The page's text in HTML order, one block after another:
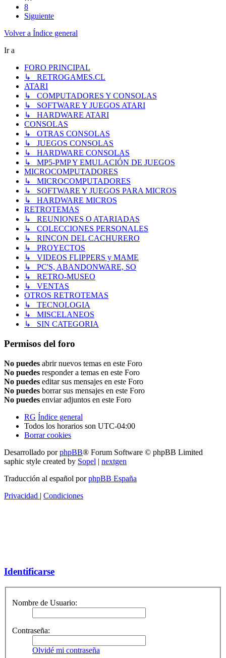
8
Siguiente
Volver a Índice general
Ir a
FORO PRINCIPAL
↳ RETROGAMES.CL
ATARI
↳ COMPUTADORES Y CONSOLAS
↳ SOFTWARE Y JUEGOS ATARI
↳ HARDWARE ATARI
CONSOLAS
↳ OTRAS CONSOLAS
↳ JUEGOS CONSOLAS
↳ HARDWARE CONSOLAS
↳ MP5-PMP Y EMULACIÓN DE JUEGOS
MICROCOMPUTADORES
↳ MICROCOMPUTADORES
↳ SOFTWARE Y JUEGOS PARA MICROS
↳ HARDWARE MICROS
RETROTEMAS
↳ REUNIONES O ATARIADAS
↳ COLECCIONES PERSONALES
↳ RINCON DEL CACHURERO
↳ PROYECTOS
↳ VIDEOS FLIPPERS y MAME
↳ PC'S, ABANDONWARE, SO
↳ RETRO-MUSEO
↳ VENTAS
OTROS RETROTEMAS
↳ TECNOLOGIA
↳ MISCELANEOS
↳ SIN CATEGORIA
Permisos del foro
No puedes abrir nuevos temas en este Foro
No puedes responder a temas en este Foro
No puedes editar sus mensajes en este Foro
No puedes borrar sus mensajes en este Foro
No puedes enviar adjuntos en este Foro
RG Índice general
Todos los horarios son UTC-04:00
Borrar cookies
Desarrollado porphpBB® Forum Software © phpBB Limited
saphic style created by Sopel | nextgen
Traducción al español porphpBB España
Privacidad | Condiciones
Identificarse
Nombre de Usuario:
Contraseña:
Olvidé mi contraseña